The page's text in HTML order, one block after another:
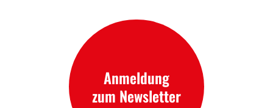
Anmeldung
zum Newsletter